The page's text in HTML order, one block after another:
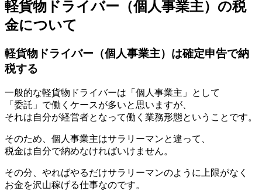
軽貨物ドライバー（個人事業主）の税
金について
軽貨物ドライバー（個人事業主）は確定申告で納
税する
一般的な軽貨物ドライバーは「個人事業主」として
「委託」で働くケースが多いと思いますが、
それは自分が経営者となって働く業務形態ということです。
そのため、個人事業主はサラリーマンと違って、
税金は自分で納めなければいけません。
その分、やればやるだけサラリーマンのように上限がなく
お金を沢山稼げる仕事なのです。